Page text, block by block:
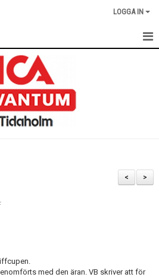
LOGGA IN
>
<
med den äran. VB skriver att för